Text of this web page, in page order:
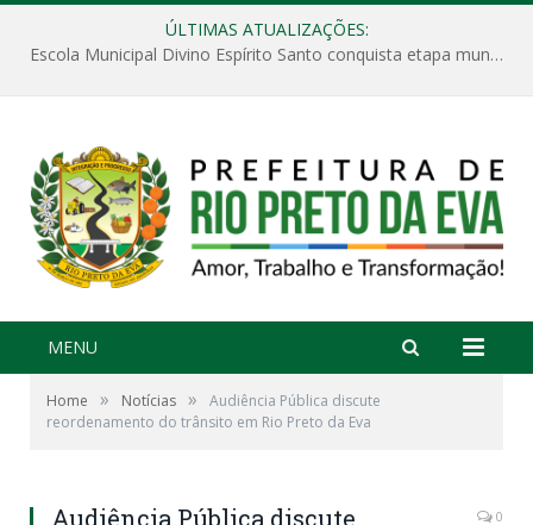
ÚLTIMAS ATUALIZAÇÕES:
Escola Municipal Divino Espírito Santo conquista etapa municipal da V Feira Amazonense de Matemática
MENU
Home » Notícias »
Audiência Pública discute
reordenamento do trânsito em Rio Preto da Eva
Audiência Pública discute
0